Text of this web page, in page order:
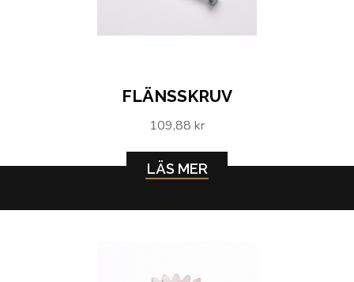
FLÄNSSKRUV
109,88 kr
LÄS MER